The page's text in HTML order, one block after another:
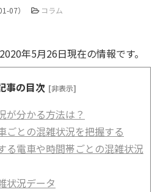
07）
コラム
年5月26日現在の情報です。
事の目次 [非表示]
が分かる方法は？
ごとの混雑状況を把握する
る電車や時間帯ごとの混雑状況
状況データ